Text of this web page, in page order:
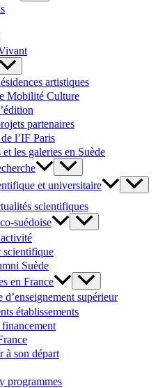
artistiques
Mobilité Culture
partenaires
l’IF Paris
et les galeries en Suède
et universitaire
scientifiques
suédoise
scientifique
Suède
en France
d’enseignement supérieur
établissements
à son départ
programmes